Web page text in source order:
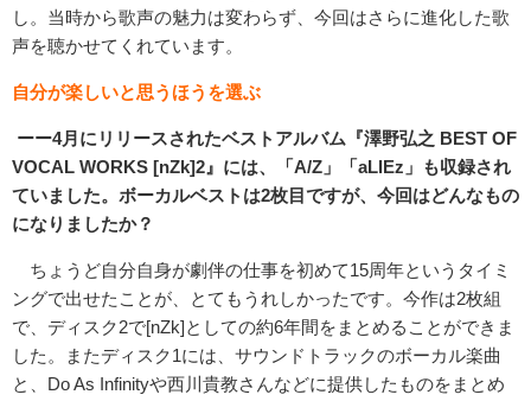
し。当時から歌声の魅力は変わらず、今回はさらに進化した歌
声を聴かせてくれています。
自分が楽しいと思うほうを選ぶ
ーー4月にリリースされたベストアルバム『澤野弘之 BEST OF
VOCAL WORKS [nZk]2 』には、「A/Z 」「aLIEz 」も収録され
ていました。ボーカルベストは2枚目ですが、今回はどんなもの
になりましたか？
ちょうど自分自身が劇伴の仕事を初めて15周年というタイミ
ングで出せたことが、とてもうれしかったです。今作は2枚組
で、ディスク2で[nZk]としての約6年間をまとめることができま
した。またディスク1には、サウンドトラックのボーカル楽曲
と、Do As Infinityや西川貴教さんなどに提供したものをまとめ